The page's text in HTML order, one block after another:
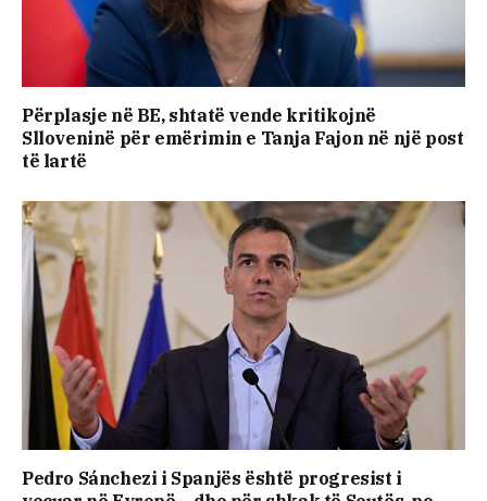
Përplasje në BE, shtatë vende kritikojnë
Slloveninë për emërimin e Tanja Fajon në një post
të lartë
Pedro Sánchezi i Spanjës është progresist i